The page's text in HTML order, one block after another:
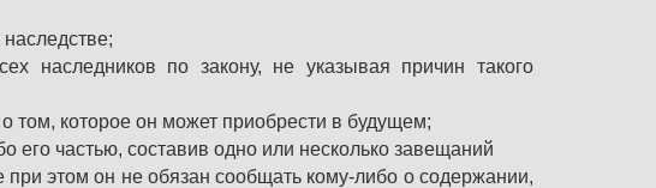
наследников по закону, не указывая причин такого
том, которое он может приобрести в будущем;
его частью, составив одно или несколько завещаний
этом он не обязан сообщать кому-либо о содержании,